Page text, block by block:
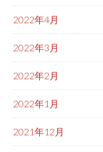
2022年4月
2022年3月
2022年2月
2022年1月
2021年12月